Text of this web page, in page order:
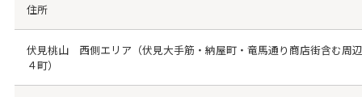
住所
伏見桃山 西側エリア（伏見大手筋・納屋町・竜馬通り商店街含む周
４町）